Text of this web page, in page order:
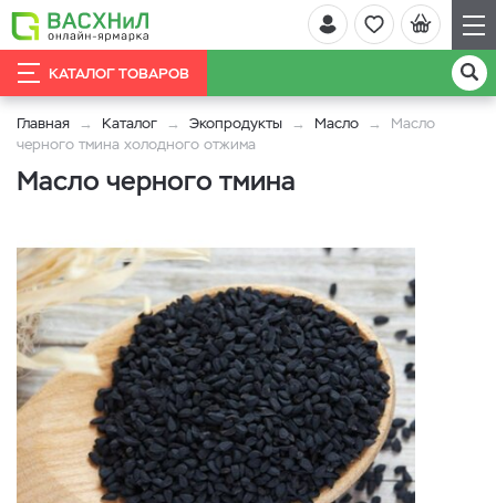
КАТАЛОГ ТОВАРОВ
Главная Каталог Экопродукты Масло
Масло
черного тмина холодного отжима
Масло черного тмина